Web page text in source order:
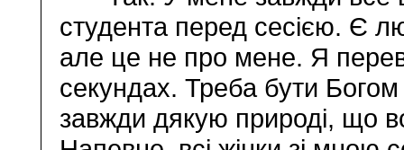
студента перед сесією. Є
але це не про мене. Я
секундах. Треба бути
завжди дякую природі, що